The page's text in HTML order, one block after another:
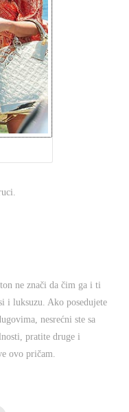
ne znači da čim ga i ti
i luksuzu. Ako posedujete
nesrećni ste sa
pratite druge i
ovo pričam.